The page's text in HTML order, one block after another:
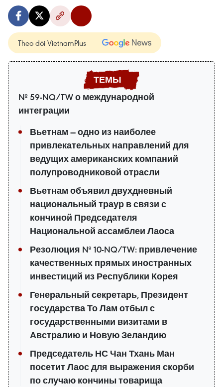
Theo dõi VietnamPlus
№ 59-NQ/TW о международной
интеграции
Вьетнам — одно из наиболее
привлекательных направлений для
ведущих американских компаний
полупроводниковой отрасли
Вьетнам объявил двухдневный
национальный траур в связи с
кончиной Председателя
Национальной ассамблеи Лаоса
Резолюция № 10-NQ/TW: привлечение
качественных прямых иностранных
инвестиций из Республики Корея
Генеральный секретарь, Президент
государства То Лам отбыл с
государственными визитами в
Австралию и Новую Зеландию
Председатель НС Чан Тхань Ман
посетит Лаос для выражения скорби
по случаю кончины товарища